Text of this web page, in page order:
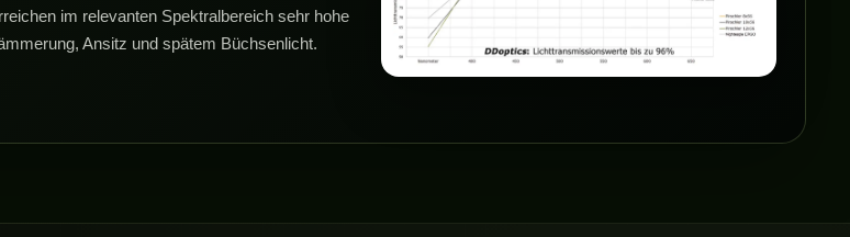
im relevanten Spektralbereich sehr hohe
Ansitz und spätem Büchsenlicht.